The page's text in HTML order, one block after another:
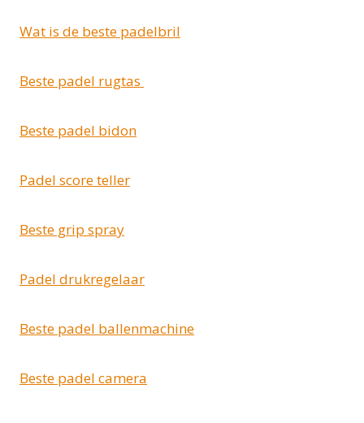
Wat is de beste padelbril
Beste padel rugtas
Beste padel bidon
Padel score teller
Beste grip spray
Padel drukregelaar
Beste padel ballenmachine
Beste padel camera